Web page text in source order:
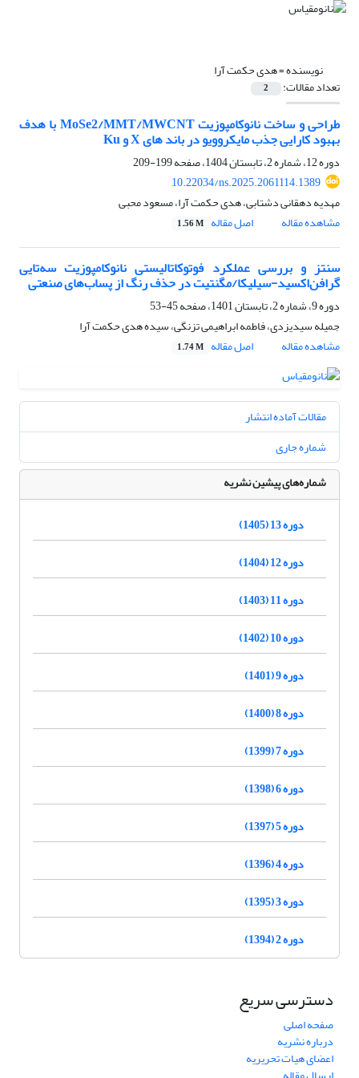
نویسنده =هدی حکمت آرا
تعداد مقالات: 2
طراحی و ساخت نانوکامپوزیت MoSe2/MMT/MWCNT با هدف
بهبود کارایی جذب مایکروویو در باند های X و Ku
دوره 12، شماره 2، تابستان 1404، صفحه
199-209
10.22034/ns.2025.2061114.1389
مهدیه دهقانی دشتابی، هدی حکمت آرا، مسعود محبی
مشاهده مقاله
اصل مقاله 1.56 M
سنتز و بررسی عملکرد فوتوکاتالیستی نانوکامپوزیت سه‌تایی
گرافن‌اکسید-سیلیکا/مگنتیت در حذف رنگ از پساب‌های صنعتی
دوره 9، شماره 2، تابستان 1401، صفحه
45-53
جمیله سیدیزدی، فاطمه ابراهیمی تزنگی، سیده هدی حکمت آرا
مشاهده مقاله
اصل مقاله 1.74 M
مقالات آماده انتشار
شماره جاری
شماره‌های پیشین نشریه
دوره 13 (1405)
دوره 12 (1404)
دوره 11 (1403)
دوره 10 (1402)
دوره 9 (1401)
دوره 8 (1400)
دوره 7 (1399)
دوره 6 (1398)
دوره 5 (1397)
دوره 4 (1396)
دوره 3 (1395)
دوره 2 (1394)
دسترسی سریع
صفحه اصلی
درباره نشریه
اعضای هیات تحریریه